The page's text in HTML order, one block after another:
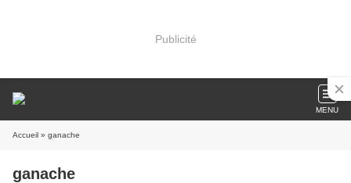
Publicité
MENU
Accueil » ganache
ganache